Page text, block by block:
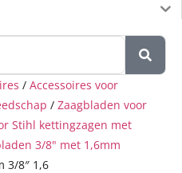
/ Accessoires voor
/ Zaagbladen voor
Stihl kettingzagen met
3/8" met 1,6mm
3/8″ 1,6